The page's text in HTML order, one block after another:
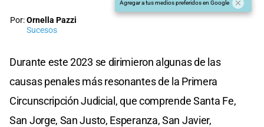
Agregar a tus medios preferidos en Google
Por:Ornella Pazzi
Sucesos
Durante este 2023 se dirimieron algunas de las
causas penales más resonantes de la Primera
Circunscripción Judicial, que comprende Santa Fe,
San Jorge, San Justo, Esperanza, San Javier,